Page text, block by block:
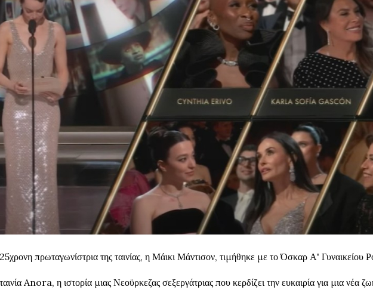
πρωταγωνίστρια της ταινίας, η Μάικι Μάντισον, τιμήθηκε με το Όσκαρ Α' Γυναικείου
Anora, η ιστορία μιας Νεοϋρκεζας σεξεργάτριας που κερδίζει την ευκαιρία για μια νέα